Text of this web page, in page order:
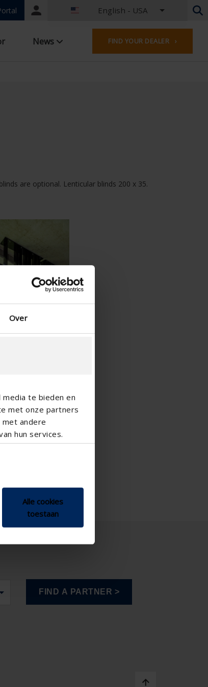
Over
te bieden en
met onze partners
andere
hun services.
Alle cookies
toestaan
Portal
English - USA
Dutch - Belgium
French - Belgium
Dutch - Netherlands
Czech - Czech Republic
English - Ireland
News FIND YOUR DEALER ›
are optional. Lenticular blinds 200 x 35.